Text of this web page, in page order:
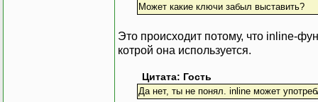
Может какие ключи забыл выставить?
Это происходит потому, что inline-
котрой она используется.
Цитата: Гость
Да нет, ты не понял. inline может